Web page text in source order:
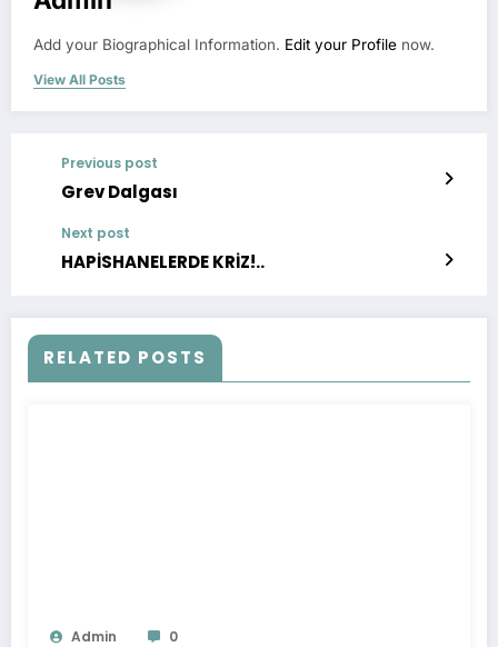
Add your Biographical Information. Edit your Profile now.
View All Posts
Previous post
Grev Dalgası
Next post
HAPİSHANELERDE KRİZ!..
RELATED POSTS
Admin 0